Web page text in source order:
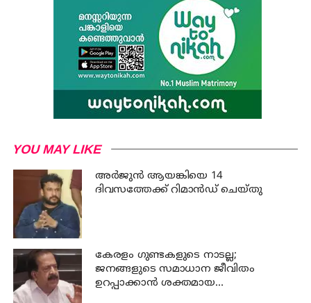
YOU MAY LIKE
അര്‍ജുന്‍ ആയങ്കിയെ 14
ദിവസത്തേക്ക് റിമാൻഡ് ചെയ്തു
കേരളം ഗുണ്ടകളുടെ നാടല്ല;
ജനങ്ങളുടെ സമാധാന ജീവിതം
ഉറപ്പാക്കാന്‍ ശക്തമായ